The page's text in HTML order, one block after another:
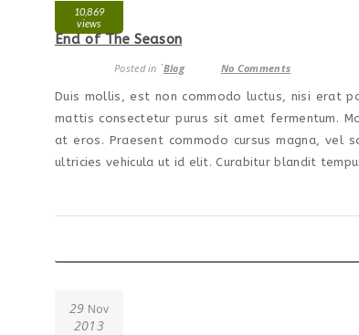
10,869
views
End of The Season
Posted in ´Blog No Comments
Duis mollis, est non commodo luctus, nisi erat
mattis consectetur purus sit amet fermentum.
at eros. Praesent commodo cursus magna, vel
ultricies vehicula ut id elit. Curabitur blandit
29 Nov
2013